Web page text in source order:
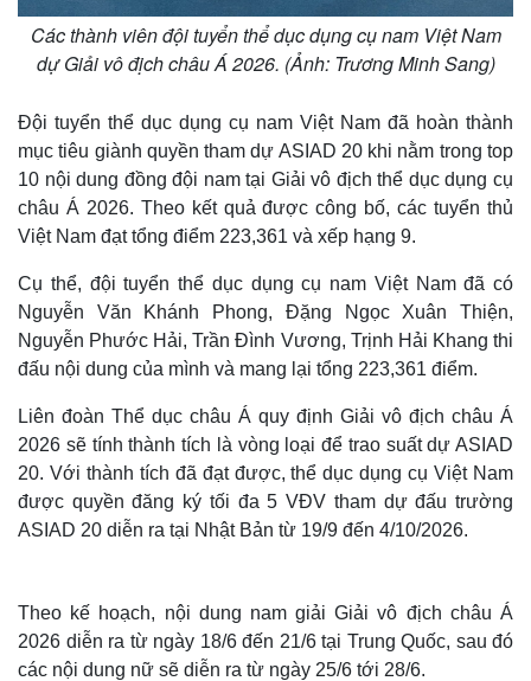
Các thành viên đội tuyển thể dục dụng cụ nam Việt Nam
dự Giải vô địch châu Á 2026. (Ảnh: Trương Minh Sang)
Đội tuyển thể dục dụng cụ nam Việt Nam đã hoàn thành
mục tiêu giành quyền tham dự ASIAD 20 khi nằm trong top
10 nội dung đồng đội nam tại Giải vô địch thể dục dụng cụ
châu Á 2026. Theo kết quả được công bố, các tuyển thủ
Việt Nam đạt tổng điểm 223,361 và xếp hạng 9.
Cụ thể, đội tuyển thể dục dụng cụ nam Việt Nam đã có
Nguyễn Văn Khánh Phong, Đặng Ngọc Xuân Thiện,
Nguyễn Phước Hải, Trần Đình Vương, Trịnh Hải Khang thi
đấu nội dung của mình và mang lại tổng 223,361 điểm.
Liên đoàn Thể dục châu Á quy định Giải vô địch châu Á
2026 sẽ tính thành tích là vòng loại để trao suất dự ASIAD
20. Với thành tích đã đạt được, thể dục dụng cụ Việt Nam
được quyền đăng ký tối đa 5 VĐV tham dự đấu trường
ASIAD 20 diễn ra tại Nhật Bản từ 19/9 đến 4/10/2026.
Theo kế hoạch, nội dung nam giải Giải vô địch châu Á
2026 diễn ra từ ngày 18/6 đến 21/6 tại Trung Quốc, sau đó
các nội dung nữ sẽ diễn ra từ ngày 25/6 tới 28/6.